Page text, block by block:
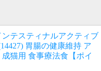
ンテスティナルアクティブ
胃腸の健康維持 ア
猫用 食事療法食【ポイ